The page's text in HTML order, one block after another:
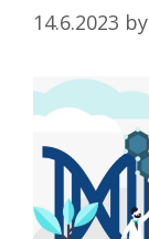
14.6.2023 by